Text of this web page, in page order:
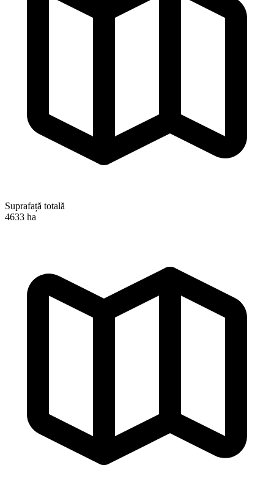
Suprafață totală
4633 ha